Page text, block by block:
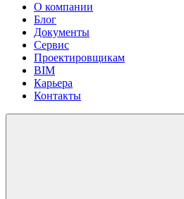
О компании
Блог
Документы
Сервис
Проектировщикам
BIM
Карьера
Контакты